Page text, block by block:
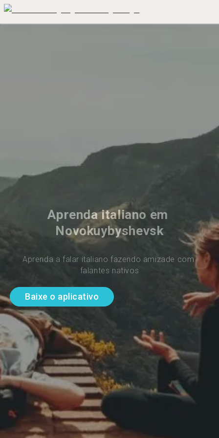
Aprenda italiano em
Novokuybyshevsk
Aprenda a falar italiano fazendo amizade com
falantes nativos
Baixe o aplicativo